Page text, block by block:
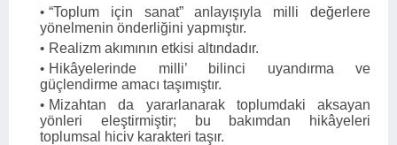
“Toplum için sanat” anlayışıyla milli değerlere
yönelmenin önderliğini yapmıştır.
Realizm akımının etkisi altındadır.
Hikâyelerinde milli’ bilinci uyandırma ve
güçlendirme amacı taşımıştır.
Mizahtan da yararlanarak toplumdaki aksayan
yönleri eleştirmiştir; bu bakımdan hikâyeleri
toplumsal hiciv ka­rakteri taşır.